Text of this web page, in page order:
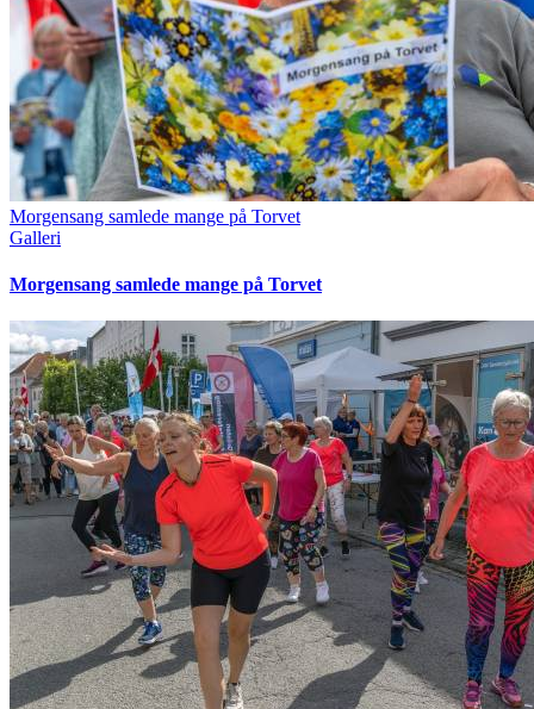
Morgensang samlede mange på Torvet
Galleri
Morgensang samlede mange på Torvet